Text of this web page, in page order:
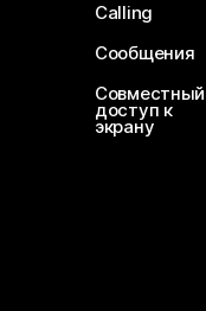
Calling
Сообщения
Совместный
доступ к
экрану